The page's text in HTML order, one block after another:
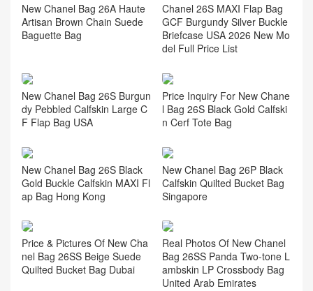
New Chanel Bag 26A Haute
Artisan Brown Chain Suede
Baguette Bag
Chanel 26S MAXI Flap Bag
GCF Burgundy Silver Buckle
Briefcase USA 2026 New Mo
del Full Price List
New Chanel Bag 26S Burgun
dy Pebbled Calfskin Large C
F Flap Bag USA
Price Inquiry For New Chane
l Bag 26S Black Gold Calfski
n Cerf Tote Bag
New Chanel Bag 26S Black
Gold Buckle Calfskin MAXI Fl
ap Bag Hong Kong
New Chanel Bag 26P Black
Calfskin Quilted Bucket Bag
Singapore
Price & Pictures Of New Cha
nel Bag 26SS Beige Suede
Quilted Bucket Bag Dubai
Real Photos Of New Chanel
Bag 26SS Panda Two-tone L
ambskin LP Crossbody Bag
United Arab Emirates